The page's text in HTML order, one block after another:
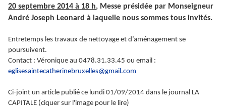
20 septembre 2014 à 18 h, Messe présidée par Monseigneur
André Joseph Leonard à laquelle nous sommes tous invités.
Entretemps les travaux de nettoyage et d’aménagement se
poursuivent.
Contact : Véronique au 0478.31.33.45 ou email :
eglisesaintecatherinebruxelles@gmail.com
Ci-joint un article publié ce lundi 01/09/2014 dans le journal LA
CAPITALE (ciquer sur l'image pour le lire)